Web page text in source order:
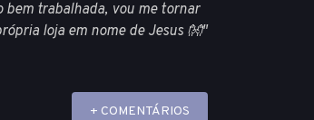
bem trabalhada, vou me tornar
loja em nome de Jesus 👐"
+ COMENTÁRIOS